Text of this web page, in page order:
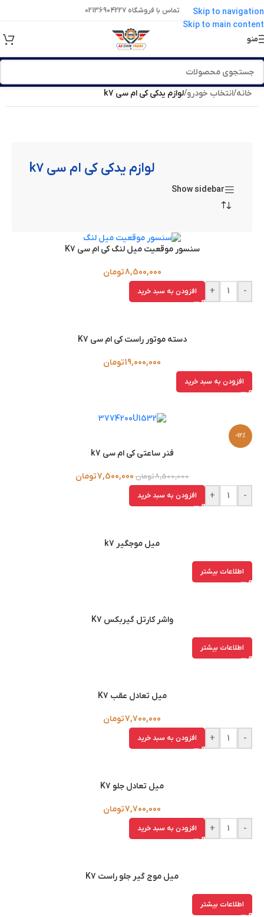
Skip to navigation
Skip to main content
تماس با فروشگاه 02136904227
منو
خانه/انتخاب خودرو/لوازم یدکی کی ام سی k7
لوازم یدکی کی ام سی k7
Show sidebar
سنسور موقعیت میل‌ لنگ کی‌ ام‌ سی K7
8,500,000تومان
-
+ افزودن به سبد خرید
دسته موتور راست کی ام سی K7
19,000,000تومان
افزودن به سبد خرید
-12%
فنر ساعتی کی ام سی k7
8,500,000تومان 7,500,000تومان
-
+ افزودن به سبد خرید
میل موجگیر k7
اطلاعات بیشتر
واشر کارتل گیربکس K7
اطلاعات بیشتر
میل تعادل عقب K7
7,700,000تومان
-
+ افزودن به سبد خرید
میل تعادل جلو K7
7,700,000تومان
-
+ افزودن به سبد خرید
میل موج گیر جلو راست K7
اطلاعات بیشتر